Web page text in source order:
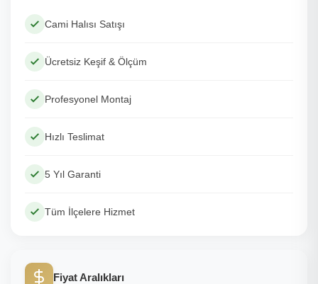
Cami Halısı Satışı
Ücretsiz Keşif & Ölçüm
Profesyonel Montaj
Hızlı Teslimat
5 Yıl Garanti
Tüm İlçelere Hizmet
Fiyat Aralıkları